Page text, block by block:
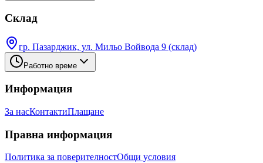
Склад
гр. Пазарджик, ул. Мильо Войвода 9 (склад)
Работно време
Информация
За насКонтактиПлащане
Правна информация
Политика за поверителностОбщи условия